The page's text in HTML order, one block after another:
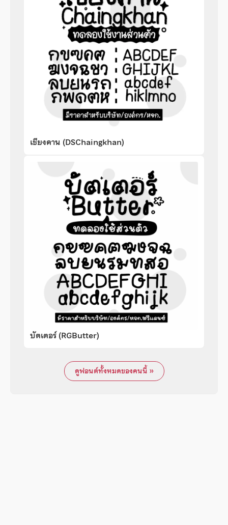
เชียงคาน (DSChaingkhan)
บัตเตอร์ (RGButter)
ดูฟอนต์ทั้งหมดของคนนี้ »